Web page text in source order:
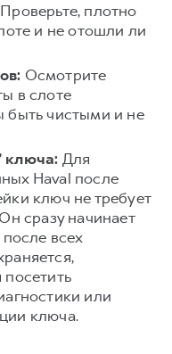
Проверьте, плотно
и не отошли ли
Осмотрите
в слоте
быть чистыми и не
ключа: Для
Haval после
ключ не требует
сразу начинает
всех
или
ключа.